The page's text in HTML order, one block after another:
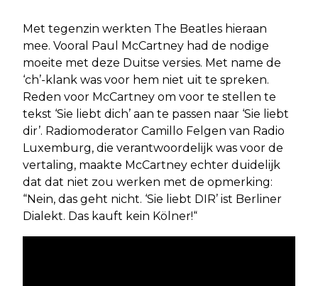
Met tegenzin werkten The Beatles hieraan
mee. Vooral Paul McCartney had de nodige
moeite met deze Duitse versies. Met name de
‘ch’-klank was voor hem niet uit te spreken.
Reden voor McCartney om voor te stellen te
tekst ‘Sie liebt dich’ aan te passen naar ‘Sie liebt
dir’. Radiomoderator Camillo Felgen van Radio
Luxemburg, die verantwoordelijk was voor de
vertaling, maakte McCartney echter duidelijk
dat dat niet zou werken met de opmerking:
“Nein, das geht nicht. ‘Sie liebt DIR’ ist Berliner
Dialekt. Das kauft kein Kölner!“